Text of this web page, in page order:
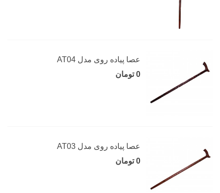
عصا پیاده روی مدل AT04
0 تومان
عصا پیاده روی مدل AT03
0 تومان